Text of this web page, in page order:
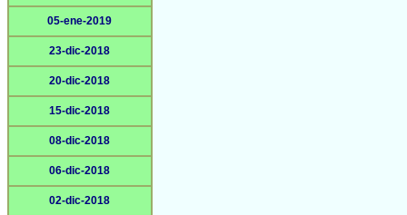
05-ene-2019
23-dic-2018
20-dic-2018
15-dic-2018
08-dic-2018
06-dic-2018
02-dic-2018